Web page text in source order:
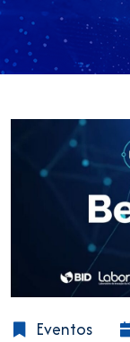
Eventos